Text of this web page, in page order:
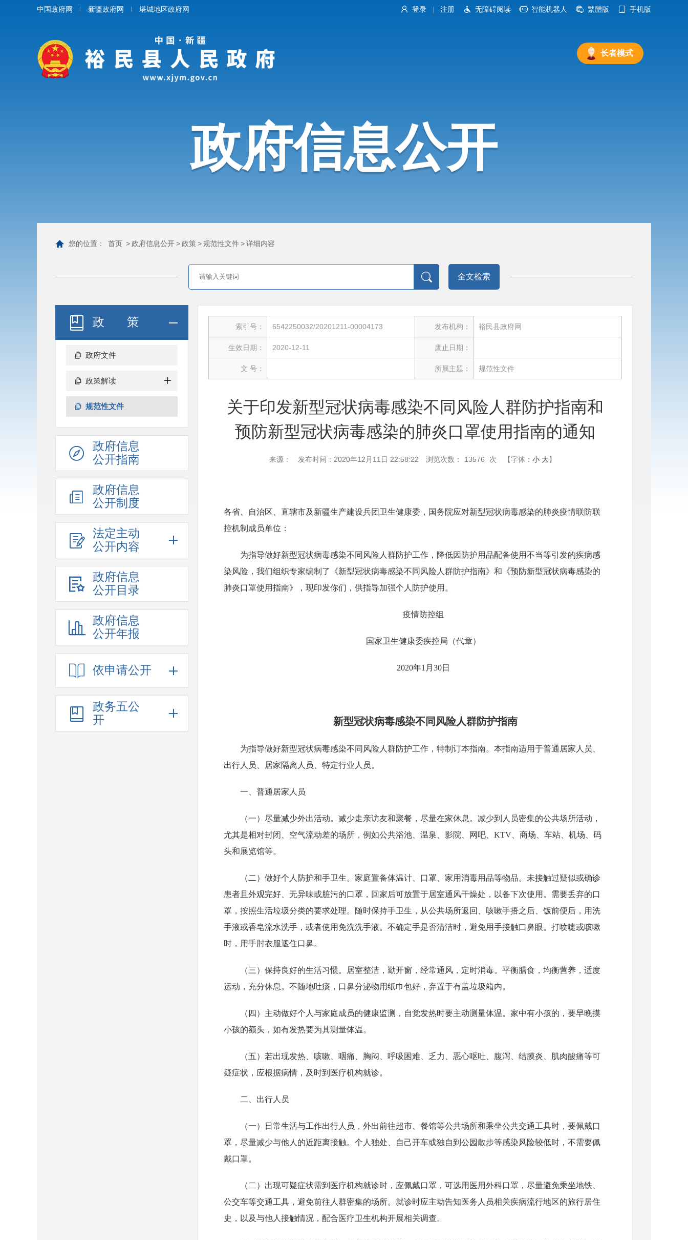
登录 注册 无障碍阅读 智能机器人 繁體版 手机版
中国政府网 新疆政府网 塔城地区政府网
长者模式
政府信息公开
您的位置： 首页 >政府信息公开>政策 >规范性文件>详细内容
全文检索
政策
政府文件
政策解读
规范性文件
政府信息
公开指南
政府信息
公开制度
法定主动
公开内容
政府信息
公开目录
政府信息
公开年报
依申请公开
政务五公
开
索引号： 6542250032/20201211-00004173 发布机构： 裕民县政府网
生效日期： 2020-12-11 废止日期：
文 号： 所属主题： 规范性文件
关于印发新型冠状病毒感染不同风险人群防护指南和
预防新型冠状病毒感染的肺炎口罩使用指南的通知
来源： 发布时间：2020年12月11日 22:58:22 浏览次数： 13576 次 【字体： 小 大】
各省、自治区、直辖市及新疆生产建设兵团卫生健康委，国务院应对新型冠状病毒感染的肺炎疫情联防联
控机制成员单位：
为指导做好新型冠状病毒感染不同风险人群防护工作，降低因防护用品配备使用不当等引发的疾病感
染风险，我们组织专家编制了《新型冠状病毒感染不同风险人群防护指南》和《预防新型冠状病毒感染的
肺炎口罩使用指南》，现印发你们，供指导加强个人防护使用。
疫情防控组
国家卫生健康委疾控局（代章）
2020年1月30日
新型冠状病毒感染不同风险人群防护指南
为指导做好新型冠状病毒感染不同风险人群防护工作，特制订本指南。本指南适用于普通居家人员、
出行人员、居家隔离人员、特定行业人员。
一、普通居家人员
（一）尽量减少外出活动。减少走亲访友和聚餐，尽量在家休息。减少到人员密集的公共场所活动，
尤其是相对封闭、空气流动差的场所，例如公共浴池、温泉、影院、网吧、KTV、商场、车站、机场、码
头和展览馆等。
（二）做好个人防护和手卫生。家庭置备体温计、口罩、家用消毒用品等物品。未接触过疑似或确诊
患者且外观完好、无异味或脏污的口罩，回家后可放置于居室通风干燥处，以备下次使用。需要丢弃的口
罩，按照生活垃圾分类的要求处理。随时保持手卫生，从公共场所返回、咳嗽手捂之后、饭前便后，用洗
手液或香皂流水洗手，或者使用免洗洗手液。不确定手是否清洁时，避免用手接触口鼻眼。打喷嚏或咳嗽
时，用手肘衣服遮住口鼻。
（三）保持良好的生活习惯。居室整洁，勤开窗，经常通风，定时消毒。平衡膳食，均衡营养，适度
运动，充分休息。不随地吐痰，口鼻分泌物用纸巾包好，弃置于有盖垃圾箱内。
（四）主动做好个人与家庭成员的健康监测，自觉发热时要主动测量体温。家中有小孩的，要早晚摸
小孩的额头，如有发热要为其测量体温。
（五）若出现发热、咳嗽、咽痛、胸闷、呼吸困难、乏力、恶心呕吐、腹泻、结膜炎、肌肉酸痛等可
疑症状，应根据病情，及时到医疗机构就诊。
二、出行人员
（一）日常生活与工作出行人员，外出前往超市、餐馆等公共场所和乘坐公共交通工具时，要佩戴口
罩，尽量减少与他人的近距离接触。个人独处、自己开车或独自到公园散步等感染风险较低时，不需要佩
戴口罩。
（二）出现可疑症状需到医疗机构就诊时，应佩戴口罩，可选用医用外科口罩，尽量避免乘坐地铁、
公交车等交通工具，避免前往人群密集的场所。就诊时应主动告知医务人员相关疾病流行地区的旅行居住
史，以及与他人接触情况，配合医疗卫生机构开展相关调查。